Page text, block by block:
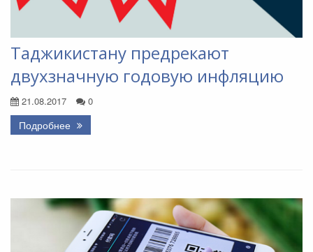
Таджикистану предрекают
двухзначную годовую инфляцию
21.08.2017 0
Подробнее